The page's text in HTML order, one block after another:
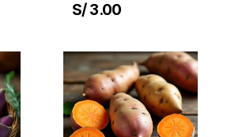
S/ 3.00